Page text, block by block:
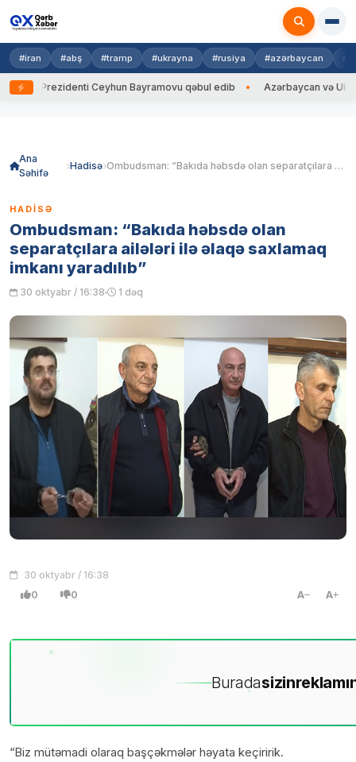
#iran #abş #tramp #ukrayna #rusiya #azərbaycan
Prezidenti Ceyhun Bayramovu qəbul edib Azərbaycan və
Ana
Səhifə
Hadisə Ombudsman: “Bakıda həbsdə olan separatçılara ailələri ilə əlaqə saxlamaq imkanı yaradılıb”
HADISƏ
Ombudsman: “Bakıda həbsdə olan
separatçılara ailələri ilə əlaqə saxlamaq
imkanı yaradılıb”
30 oktyabr / 16:38 1 dəq
30 oktyabr / 16:38
0 0 A A
Buradasizin
“Biz mütəmadi olaraq başçəkmələr həyata keçiririk.